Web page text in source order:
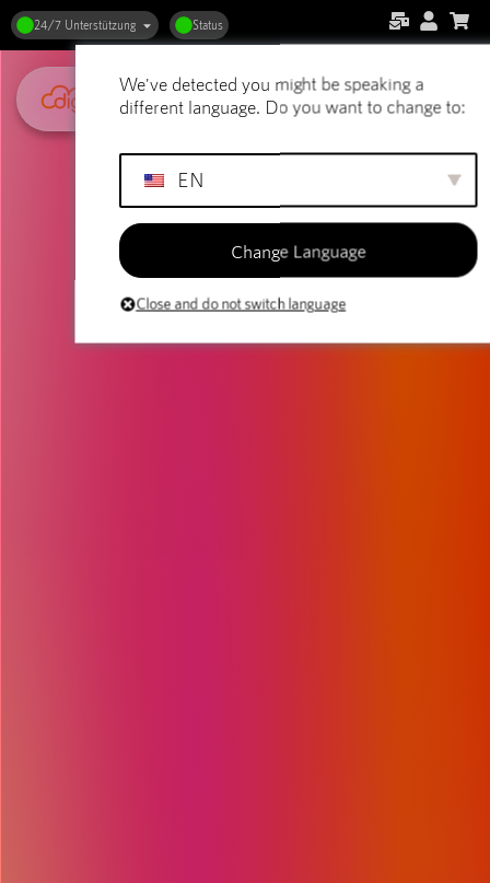
24/7 Unterstützung Status
We've detected you might be speaking a
different language. Do you want to change to:
EN
Change Language
Close and do not switch language